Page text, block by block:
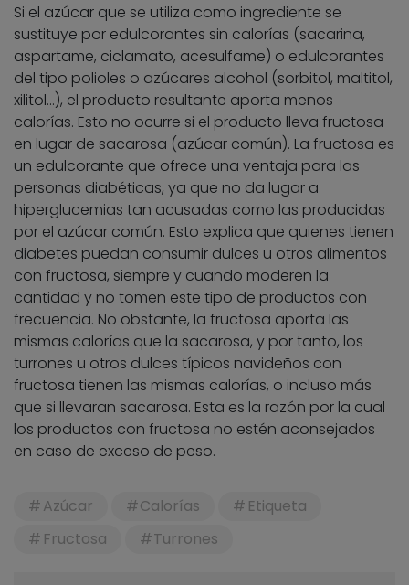
Si el azúcar que se utiliza como ingrediente se
sustituye por edulcorantes sin calorías (sacarina,
aspartame, ciclamato, acesulfame) o edulcorantes
del tipo polioles o azúcares alcohol (sorbitol, maltitol,
xilitol…), el producto resultante aporta menos
calorías. Esto no ocurre si el producto lleva fructosa
en lugar de sacarosa (azúcar común). La fructosa es
un edulcorante que ofrece una ventaja para las
personas diabéticas, ya que no da lugar a
hiperglucemias tan acusadas como las producidas
por el azúcar común. Esto explica que quienes tienen
diabetes puedan consumir dulces u otros alimentos
con fructosa, siempre y cuando moderen la
cantidad y no tomen este tipo de productos con
frecuencia. No obstante, la fructosa aporta las
mismas calorías que la sacarosa, y por tanto, los
turrones u otros dulces típicos navideños con
fructosa tienen las mismas calorías, o incluso más
que si llevaran sacarosa. Esta es la razón por la cual
los productos con fructosa no estén aconsejados
en caso de exceso de peso.
Azúcar Calorías
Etiqueta
Fructosa
Turrones